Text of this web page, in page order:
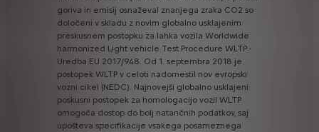
goriva in emisij osnaževal znanjega zraka CO2 so
določeni v skladu z novim globalno usklajenim
preskusnem postopku za lahka vozila Worldwide
harmonized Light vehicle Test Procedure WLTP -
Uredba EU 2017/948. Od 1. septembra 2018 je
postopek WLTP v celoti nadomestil nov evropski
vozni cikel (NEDC). Najnovejši globalno usklajeni
poskusni postopek za homologacijo vozil WLTP
omogoča dostop do bolj natančnih podatkov, saj
upošteva specifikacije vsakega posameznega